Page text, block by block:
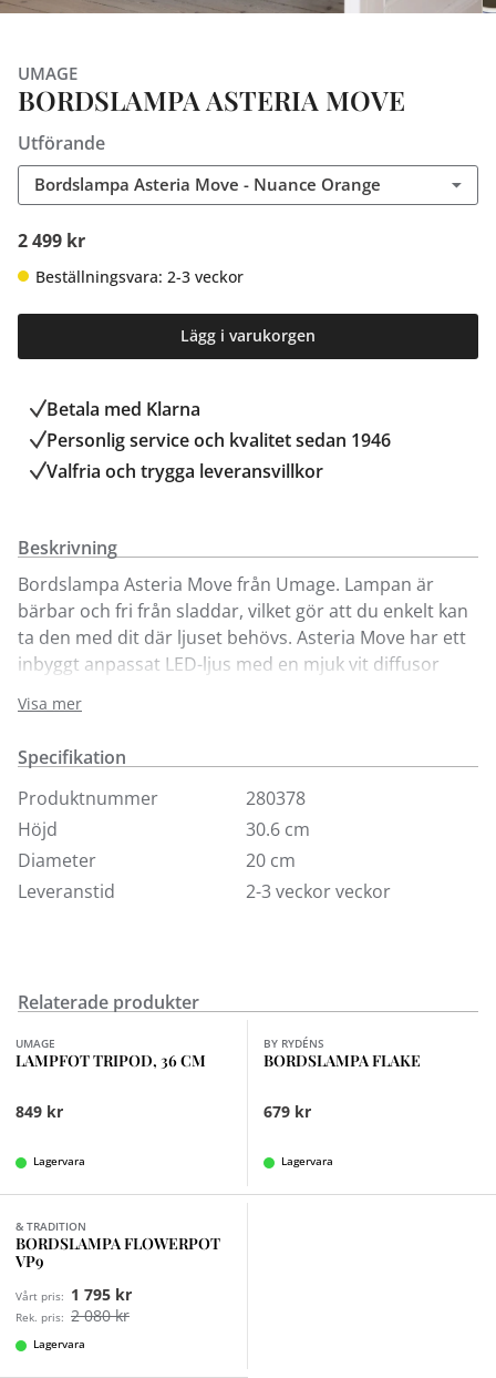
UMAGE
BORDSLAMPA ASTERIA MOVE
Utförande
Bordslampa Asteria Move - Nuance Orange
2 499 kr
Beställningsvara: 2-3 veckor
Lägg i varukorgen
Betala med Klarna
Personlig service och kvalitet sedan 1946
Valfria och trygga leveransvillkor
Beskrivning
Bordslampa Asteria Move från Umage. Lampan är
bärbar och fri från sladdar, vilket gör att du enkelt kan
ta den med dit där ljuset behövs. Asteria Move har ett
inbyggt anpassat LED-ljus med en mjuk vit diffusor
aluminium och dess fot i mässing ger ett sofistikerat
uttryck. Asteria är en tidlös lampa som finns i 11 olika
färger. Vi visare här fem utav dem.
Asteria Move har fyra ljusintensitetsnivåer som kan
justeras genom knappen på lampfoten. Batteriets
laddas genom att placera det på valfri Qi-
Visa mer
Specifikation
Produktnummer
280378
Höjd
30.6 cm
Diameter
20 cm
Leveranstid
2-3 veckor veckor
Relaterade produkter
Finns i fler val (2)
UMAGE
LAMPFOT TRIPOD, 36 CM
849 kr
Lagervara
BY RYDÉNS
BORDSLAMPA FLAKE
679 kr
Lagervara
& TRADITION
BORDSLAMPA FLOWERPOT
VP9
Vårt pris: 1 795 kr
Rek. pris: 2 080 kr
Lagervara